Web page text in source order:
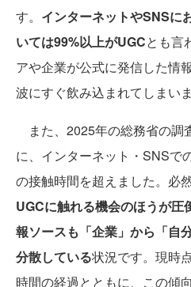
す。 インターネットやSNSに
いては99%以上がUGCとも言
アや企業が公式に発信した情
波にすぐ飲み込まれてしまいま
また、2025年の総務省の調
に、インターネット・SNSで
の接触時間を超えました。必然
UGCに触れる機会のほうが圧
報ソースも「企業」から「自
分散している状況です。現時
時間の経過とともに、この傾